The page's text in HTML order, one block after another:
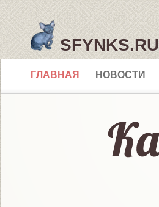
SFYNKS.RU
ГЛАВНАЯ НОВОСТИ